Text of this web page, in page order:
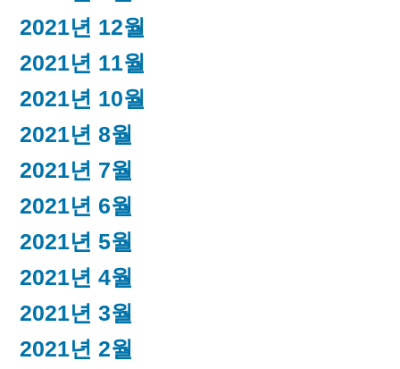
2021년 12월
2021년 11월
2021년 10월
2021년 8월
2021년 7월
2021년 6월
2021년 5월
2021년 4월
2021년 3월
2021년 2월